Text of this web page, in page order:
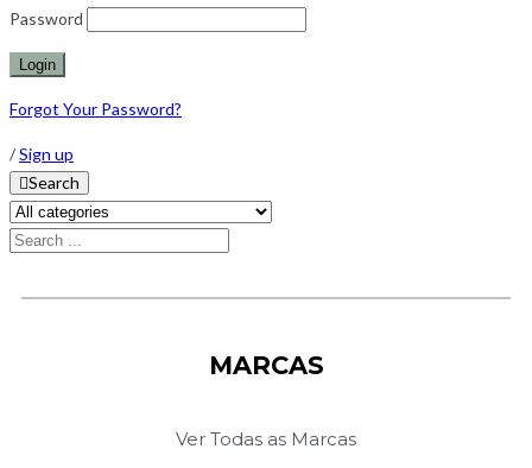
Password
Forgot Your Password?
/Sign up
Search
MARCAS
Ver Todas as Marcas